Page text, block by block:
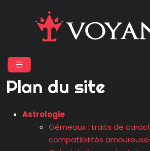
Plan du site
Astrologie
Gémeaux : traits de
compatibilités